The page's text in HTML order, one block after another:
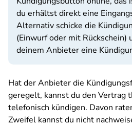
du erhältst direkt eine
Alternativ schicke die
(Einwurf oder mit Rückschein)
deinem Anbieter eine
Hat der Anbieter die
geregelt, kannst du den Vertrag
telefonisch kündigen. Davon
Zweifel kannst du nicht